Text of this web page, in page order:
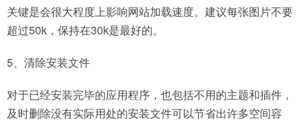
关键是会很大程度上影响网站加载速度。建议每张图片不要
超过50k，保持在30k是最好的。
5、清除安装文件
对于已经安装完毕的应用程序，也包括不用的主题和插件，
及时删除没有实际用处的安装文件可以节省出许多空间容